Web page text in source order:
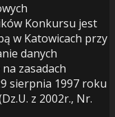
Konkursu jest
w Katowicach przy
danych
zasadach
sierpnia 1997 roku
z 2002r., Nr.